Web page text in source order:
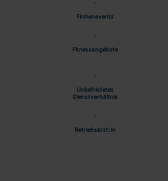
Firmenevents
Fitnessangebote
Unbefristetes
Dienstverhältnis
Betriebsärzt:in